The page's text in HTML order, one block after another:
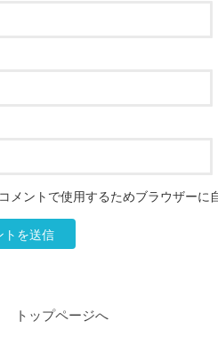
メントで使用するためブラウザーに
トップページへ